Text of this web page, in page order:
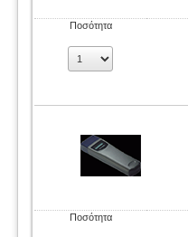
Ποσότητα
Ποσότητα